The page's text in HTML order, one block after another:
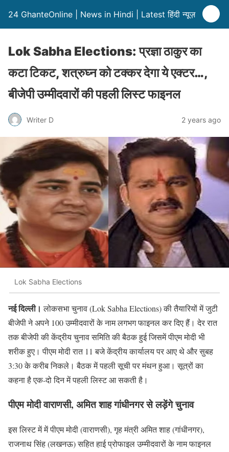
24 GhanteOnline | News in Hindi | Latest हिंदी न्यूज़
Lok Sabha Elections: प्रज्ञा ठाकुर का
कटा टिकट, शत्रुघ्न को टक्कर देगा ये एक्टर…,
बीजेपी उम्मीदवारों की पहली लिस्ट फाइनल
Writer D 2 years ago
Lok Sabha Elections
नई दिल्ली। लोकसभा चुनाव (Lok Sabha Elections) की तैयारियों में जुटी
बीजेपी ने अपने 100 उम्मीदवारों के नाम लगभग फाइनल कर दिए हैं। देर रात
तक बीजेपी की केंद्रीय चुनाव समिति की बैठक हुई जिसमें पीएम मोदी भी
शरीक हुए। पीएम मोदी रात 11 बजे केंद्रीय कार्यालय पर आए थे और सुबह
3:30 के करीब निकले। बैठक में पहली सूची पर मंथन हुआ। सूत्रों का
कहना है एक-दो दिन में पहली लिस्ट आ सकती है।
पीएम मोदी वाराणसी, अमित शाह गांधीनगर से लड़ेंगे चुनाव
इस लिस्ट में में पीएम मोदी (वाराणसी), गृह मंत्री अमित शाह (गांधीनगर),
राजनाथ सिंह (लखनऊ) सहित हाई प्रोफाइल उम्मीदवारों के नाम फाइनल